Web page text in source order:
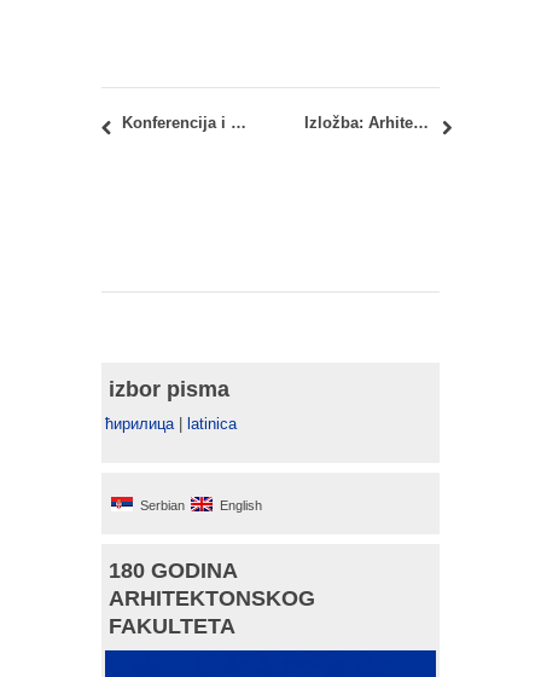
Konferencija i izložba: ON ARCHITECTURE – FACING THE FUTURE Izložba: Arhitektura Moderne na javnim objektima u Beogradu, period 1918–1941.
izbor pisma
ћирилица| latinica
Serbian English
180 GODINA
ARHITEKTONSKOG
FAKULTETA